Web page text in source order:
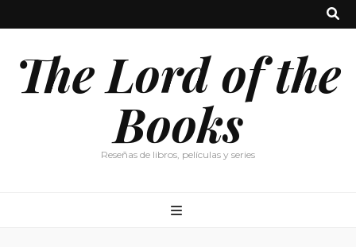
The Lord of the
Books
Reseñas de libros, películas y series